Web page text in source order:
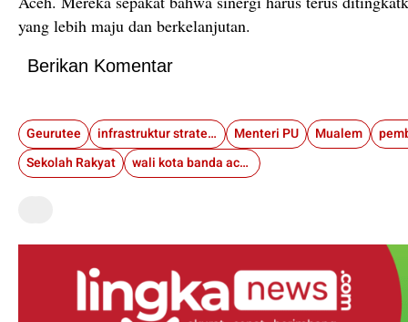
yang lebih maju dan berkelanjutan.
Berikan Komentar
Geurutee infrastruktur strategis Menteri PU Mualem
Sekolah Rakyat
wali kota banda aceh